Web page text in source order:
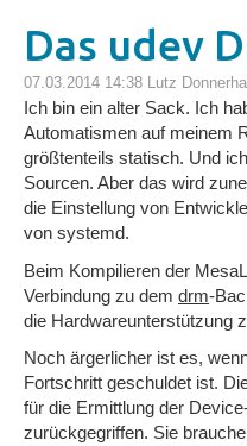
Projekte
Blog
Impressum
Datenschutz
Blog Das
Das udev
07.03.2014 14:38 Lutz
Ich bin ein alter Sack. Ich
Automatismen auf meinem
größtenteils statisch. Und
Sourcen. Aber das wird
die Einstellung von
von systemd.
Beim Kompilieren der
Verbindung zu dem drm-
die Hardwareunterstützung
Noch ärgerlicher ist es,
Fortschritt geschuldet ist.
für die Ermittlung der
zurückgegriffen. Sie